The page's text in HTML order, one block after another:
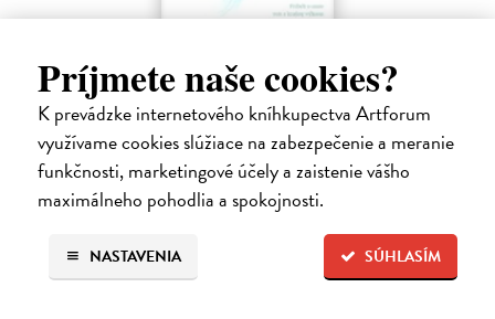
Príjmete naše cookies?
K prevádzke internetového kníhkupectva Artforum
využívame cookies slúžiace na zabezpečenie a meranie
funkčnosti, marketingové účely a zaistenie vášho
maximálneho pohodlia a spokojnosti.
SÚHLASÍM
NASTAVENIA
Gajdošová Stanislava| Kniha
Strávila som roky vo väzení, žila som v zajatí výkonu. Vlastnú hodnotu
som nachádzala v tom, koľko toho zvládnem.
Dodávateľ nemá titul na sklade. Dodanie do cca. 30 dní.
13,29 €